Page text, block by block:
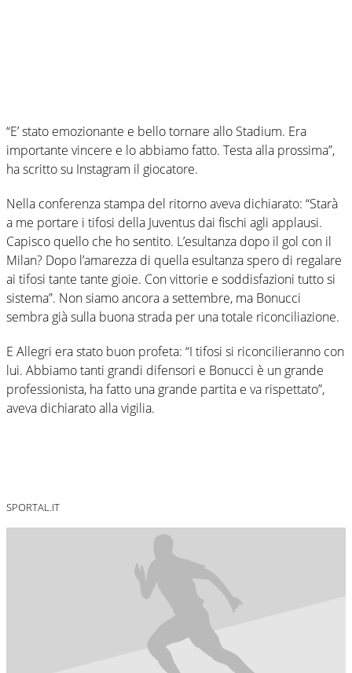
“E’ stato emozionante e bello tornare allo Stadium. Era
importante vincere e lo abbiamo fatto. Testa alla prossima”,
ha scritto su Instagram il giocatore.
Nella conferenza stampa del ritorno aveva dichiarato: “Starà
a me portare i tifosi della Juventus dai fischi agli applausi.
Capisco quello che ho sentito. L’esultanza dopo il gol con il
Milan? Dopo l’amarezza di quella esultanza spero di regalare
ai tifosi tante tante gioie. Con vittorie e soddisfazioni tutto si
sistema”. Non siamo ancora a settembre, ma Bonucci
sembra già sulla buona strada per una totale riconciliazione.
E Allegri era stato buon profeta: “I tifosi si riconcilieranno con
lui. Abbiamo tanti grandi difensori e Bonucci è un grande
professionista, ha fatto una grande partita e va rispettato”,
aveva dichiarato alla vigilia.
SPORTAL.IT